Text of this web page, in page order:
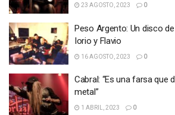
23 AGOSTO, 2023 0
Peso Argento: Un disco
Iorio y Flavio
16 AGOSTO, 2023 0
Cabral: “Es una farsa que
metal”
1 ABRIL, 2023 0